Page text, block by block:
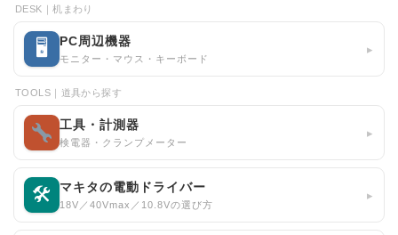
DESK｜机まわり
🖥 PC周辺機器
モニター・マウス・キーボード
▸
TOOLS｜道具から探す
工具・計測器
検電器・クランプメーター
▸
🛠 マキタの電動ドライバー
18V／40Vmax／10.8Vの選び方
▸